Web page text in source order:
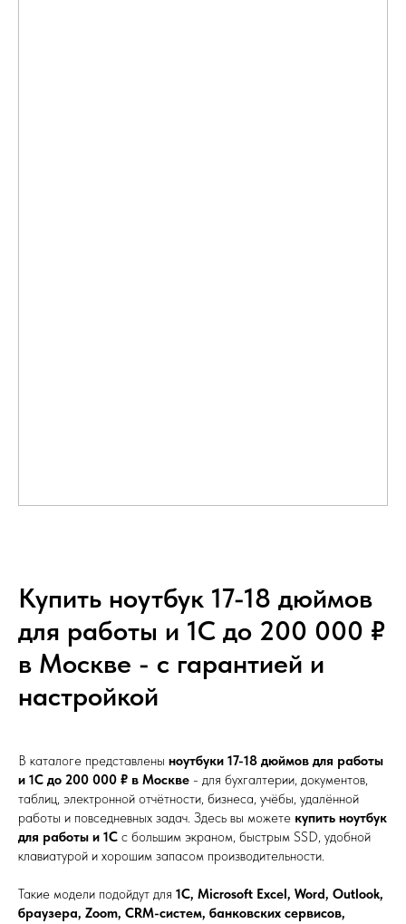
Купить ноутбук 17-18 дюймов
для работы и 1С до 200 000 ₽
в Москве - с гарантией и
настройкой
В каталоге представлены ноутбуки 17-18 дюймов для работы
и 1С до 200 000 ₽ в Москве - для бухгалтерии, документов,
таблиц, электронной отчётности, бизнеса, учёбы, удалённой
работы и повседневных задач. Здесь вы можете купить ноутбук
для работы и 1С с большим экраном, быстрым SSD, удобной
клавиатурой и хорошим запасом производительности.
Такие модели подойдут для 1С, Microsoft Excel, Word, Outlook,
браузера, Zoom, CRM-систем, банковских сервисов,